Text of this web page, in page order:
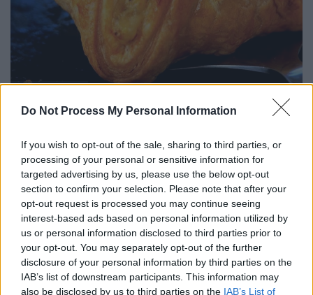
Do Not Process My Personal Information
If you wish to opt-out of the sale, sharing to third parties, or
processing of your personal or sensitive information for
targeted advertising by us, please use the below opt-out
section to confirm your selection. Please note that after your
opt-out request is processed you may continue seeing
interest-based ads based on personal information utilized by
us or personal information disclosed to third parties prior to
your opt-out. You may separately opt-out of the further
disclosure of your personal information by third parties on the
IAB’s list of downstream participants. This information may
also be disclosed by us to third parties on the IAB’s List of
90' 6
Υλικά
1 πακέτο ζύμη σφολιάτα
1 κιλό πατάτες, βρασμένες,
καθαρισμένες και κομμένες σε
κύβους